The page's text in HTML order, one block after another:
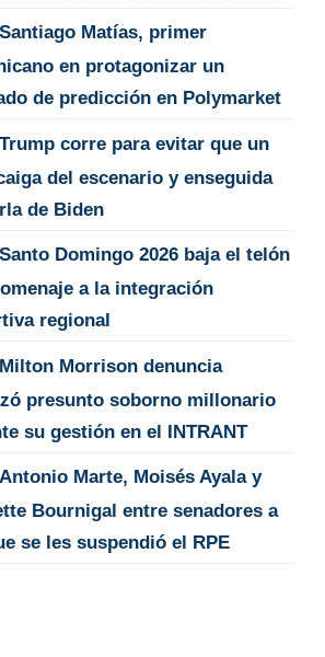
Santiago Matías, primer
en protagonizar un
de predicción en Polymarket
Trump corre para evitar que un
del escenario y enseguida
de Biden
Santo Domingo 2026 baja el telón
a la integración
regional
Milton Morrison denuncia
presunto soborno millonario
su gestión en el INTRANT
Antonio Marte, Moisés Ayala y
Bournigal entre senadores a
se les suspendió el RPE